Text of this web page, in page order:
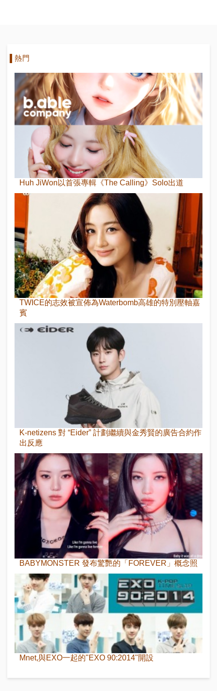
熱門
Huh JiWon以首張專輯《The Calling》Solo出道
TWICE的志效被宣佈為Waterbomb高雄的特別壓軸嘉
賓
K-netizens 對 “Eider” 計劃繼續與金秀賢的廣告合約作
出反應
BABYMONSTER 發布驚艷的「FOREVER」概念照
Mnet,與EXO一起的"EXO 90:2014"開設